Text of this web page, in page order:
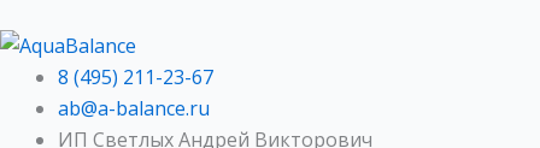
8 (495) 211-23-67
ab@a-balance.ru
ИП Светлых Андрей Викторович